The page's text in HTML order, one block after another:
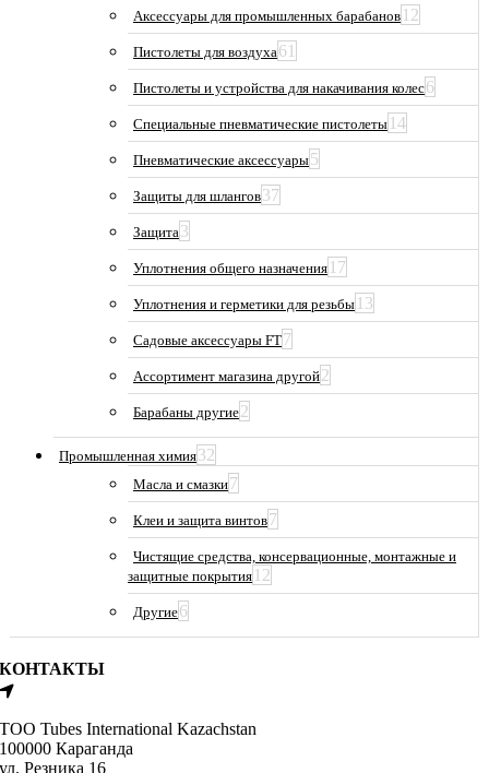
Аксессуары для промышленных барабанов 12
Пистолеты для воздуха61
Пистолеты и устройства для накачивания колес6
Специальные пневматические пистолеты 14
Пневматические аксессуары5
Защиты для шлангов37
Защита3
Уплотнения общего назначения 17
Уплотнения и герметики для резьбы 13
Садовые аксессуары FT7
Ассортимент магазина другой2
Барабаны другие2
Промышленная химия32
Масла и смазки7
Клеи и защита винтов7
Чистящие средства, консервационные, монтажные и
защитные покрытия 12
Другие6
КОНТАКТЫ
ТОО Tubes International Kazachstan
100000 Караганда
ул. Резника 16